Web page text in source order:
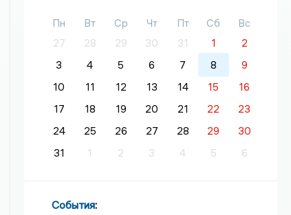
Пн Вт Ср Чт Пт Сб
Вс
27
28 29 30 31 1
2
3
4 5 6 7 8
9
10
11 12 13 14 15
16
17
18 19 20 21 22
23
24
25 26 27 28 29
30
31
1 2 3 4 5 6
События: